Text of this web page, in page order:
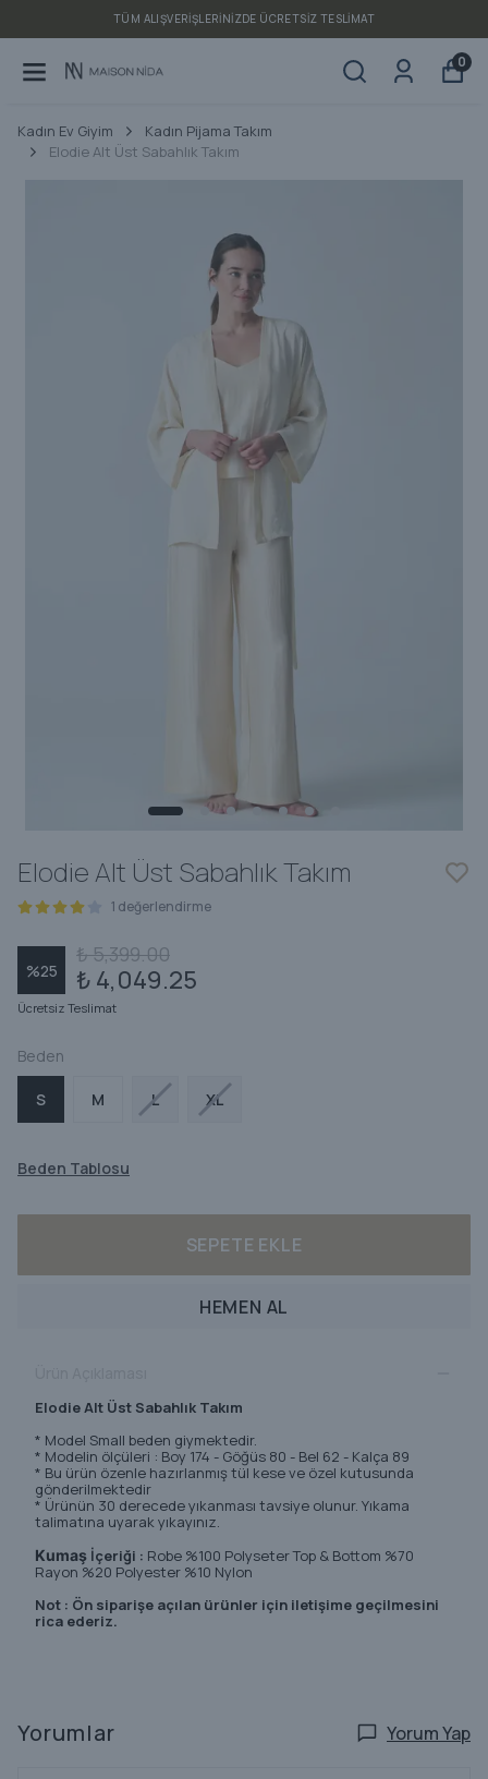
FINAL SALE | SEZON SONU ÜRÜNLERDE NET %25 İNDİRİM
0
Kadın Ev Giyim
Kadın Pijama Takım
Elodie Alt Üst Sabahlık Takım
Elodie Alt Üst Sabahlık Takım
1 değerlendirme
%25
₺ 5,399.00
₺ 4,049.25
Ücretsiz Teslimat
Beden
S M L XL
Beden Tablosu
SEPETE EKLE
HEMEN AL
Elodie Alt Üst Sabahlık Takım
* Model Small beden giymektedir.
* Modelin ölçüleri : Boy 174 - Göğüs 80 - Bel 62 - Kalça 89
* Bu ürün özenle hazırlanmış tül kese ve özel kutusunda
gönderilmektedir
* Ürünün 30 derecede yıkanması tavsiye olunur. Yıkama
talimatına uyarak yıkayınız.
Kumaş İçeriği : Robe %100 Polyseter Top & Bottom %70
Rayon %20 Polyester %10 Nylon
Not : Ön siparişe açılan ürünler için iletişime geçilmesini
rica ederiz.
Yorumlar Yorum Yap